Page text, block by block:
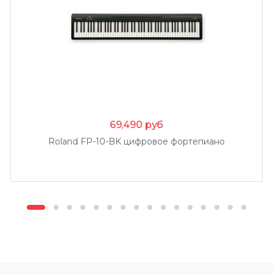
69,490 руб
Roland FP-10-BK цифровое фортепиано